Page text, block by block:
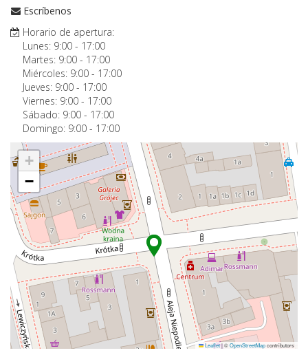
Escríbenos
Horario de apertura:
Lunes: 9:00 - 17:00
Martes: 9:00 - 17:00
Miércoles: 9:00 - 17:00
Jueves: 9:00 - 17:00
Viernes: 9:00 - 17:00
Sábado: 9:00 - 17:00
Domingo: 9:00 - 17:00
+
−
Leaflet|©OpenStreetMapcontributors